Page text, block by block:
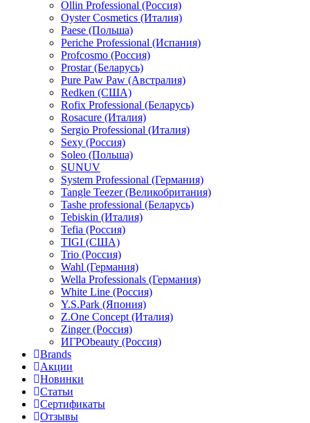
Ollin Professional (Россия)
Oyster Cosmetics (Италия)
Paese (Польша)
Periche Professional (Испания)
Profcosmo (Россия)
Prostar (Беларусь)
Pure Paw Paw (Австралия)
Redken (США)
Rofix Professional (Беларусь)
Rosacure (Италия)
Sergio Professional (Италия)
Sexy (Россия)
Soleo (Польша)
SUNUV
System Professional (Германия)
Tangle Teezer (Великобритания)
Tashe professional (Беларусь)
Tebiskin (Италия)
Tefia (Россия)
TIGI (США)
Trio (Россия)
Wahl (Германия)
Wella Professionals (Германия)
White Line (Россия)
Y.S.Park (Япония)
Z.One Concept (Италия)
Zinger (Россия)
ИГРОbeauty (Россия)
Brands
Акции
Новинки
Статьи
Сертификаты
Отзывы